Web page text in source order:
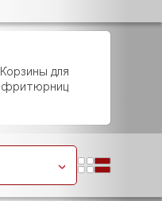
Корзины для
фритюрниц